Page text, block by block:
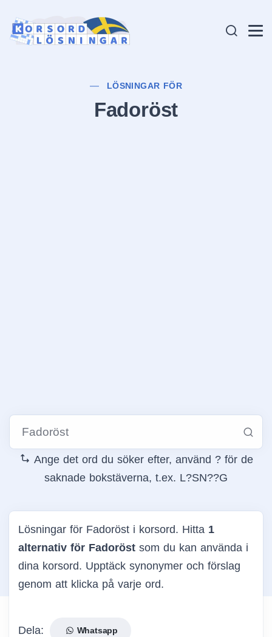
LÖSNINGAR FÖR
Fadoröst
Ange det ord du söker efter, använd ? för de
saknade bokstäverna, t.ex. L?SN??G
Lösningar för Fadoröst i korsord. Hitta 1
alternativ för Fadoröst som du kan använda i
dina korsord. Upptäck synonymer och förslag
genom att klicka på varje ord.
Dela: Whatsapp